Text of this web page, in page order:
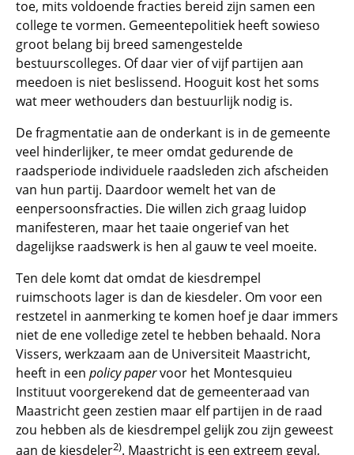
toe, mits voldoende fracties bereid zijn samen een
college te vormen. Gemeentepolitiek heeft sowieso
groot belang bij breed samengestelde
bestuurscolleges. Of daar vier of vijf partijen aan
meedoen is niet beslissend. Hooguit kost het soms
wat meer wethouders dan bestuurlijk nodig is.
De fragmentatie aan de onderkant is in de gemeente
veel hinderlijker, te meer omdat gedurende de
raadsperiode individuele raadsleden zich afscheiden
van hun partij. Daardoor wemelt het van de
eenpersoonsfracties. Die willen zich graag luidop
manifesteren, maar het taaie ongerief van het
dagelijkse raadswerk is hen al gauw te veel moeite.
Ten dele komt dat omdat de kiesdrempel
ruimschoots lager is dan de kiesdeler. Om voor een
restzetel in aanmerking te komen hoef je daar immers
niet de ene volledige zetel te hebben behaald. Nora
Vissers, werkzaam aan de Universiteit Maastricht,
heeft in een policy papervoor het Montesquieu
Instituut voorgerekend dat de gemeenteraad van
Maastricht geen zestien maar elf partijen in de raad
zou hebben als de kiesdrempel gelijk zou zijn geweest
aan de kiesdeler2). Maastricht is een extreem geval,